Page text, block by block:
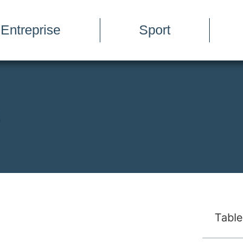
Entreprise Sport